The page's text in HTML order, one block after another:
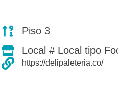
Piso 3
Local # Local tipo
https://delipaleteria.co/